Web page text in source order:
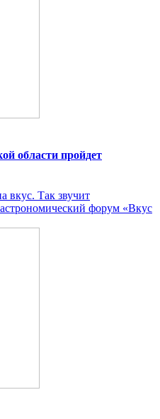
области пройдет
вкус. Так звучит
форум «Вкус